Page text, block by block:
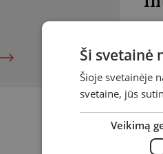
Ši svetainė
Šioje svetainėje
svetaine, jūs
Veikimą